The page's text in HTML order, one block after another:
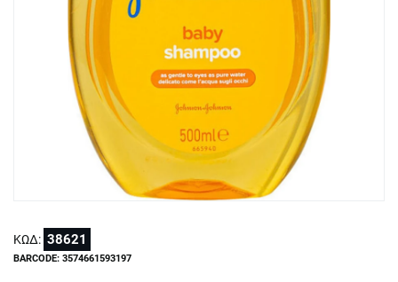
ΚΩΔ: 38621
BARCODE: 3574661593197